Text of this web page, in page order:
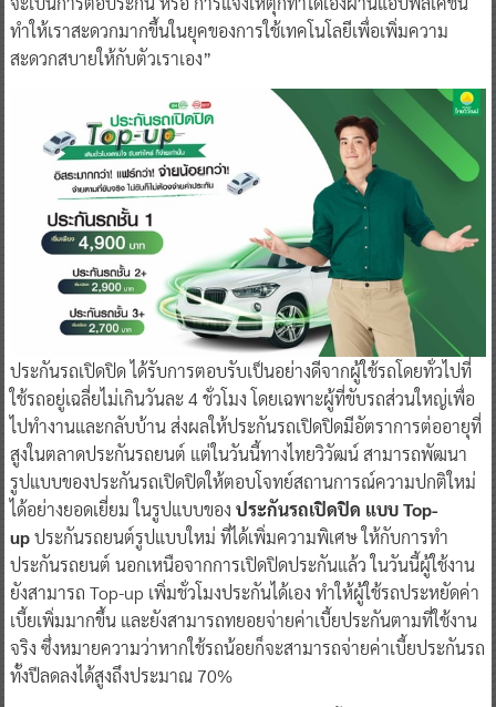
ทำให้เราสะดวกมากขึ้นในยุคของการใช้เทคโนโลยีเพื่อเพิ่มความ
สะดวกสบายให้กับตัวเราเอง”
ประกันรถเปิดปิด ได้รับการตอบรับเป็นอย่างดีจากผู้ใช้รถโดยทั่วไปที่
ใช้รถอยู่เฉลี่ยไม่เกินวันละ 4 ชั่วโมง โดยเฉพาะผู้ที่ขับรถส่วนใหญ่เพื่อ
ไปทำงานและกลับบ้าน ส่งผลให้ประกันรถเปิดปิดมีอัตราการต่ออายุที่
สูงในตลาดประกันรถยนต์ แต่ในวันนี้ทางไทยวิวัฒน์ สามารถพัฒนา
รูปแบบของประกันรถเปิดปิดให้ตอบโจทย์สถานการณ์ความปกติใหม่
ได้อย่างยอดเยี่ยม ในรูปแบบของ ประกันรถเปิดปิด แบบTop-
upประกันรถยนต์รูปแบบใหม่ ที่ได้เพิ่มความพิเศษ ให้กับการทำ
ประกันรถยนต์ นอกเหนือจากการเปิดปิดประกันแล้ว ในวันนี้ผู้ใช้งาน
ยังสามารถ Top-up เพิ่มชั่วโมงประกันได้เอง ทำให้ผู้ใช้รถประหยัดค่า
เบี้ยเพิ่มมากขึ้น และยังสามารถทยอยจ่ายค่าเบี้ยประกันตามที่ใช้งาน
จริง ซึ่งหมายความว่าหากใช้รถน้อยก็จะสามารถจ่ายค่าเบี้ยประกันรถ
ทั้งปีลดลงได้สูงถึงประมาณ 70%